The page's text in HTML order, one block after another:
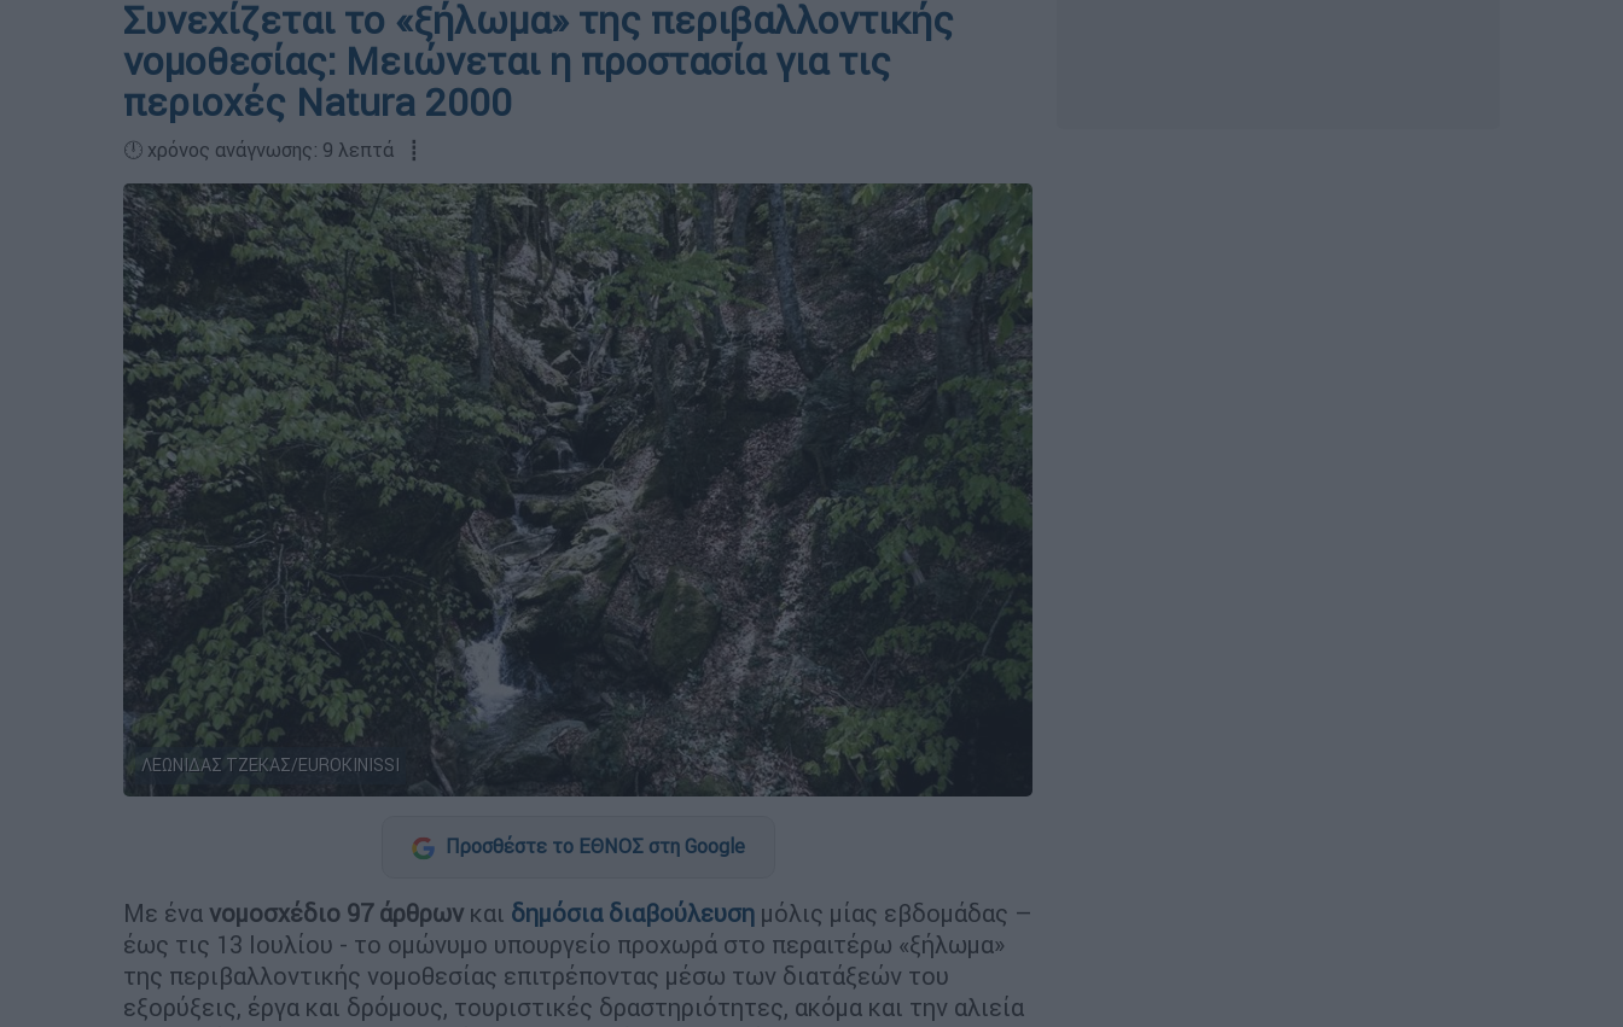
Συνεχίζεται το «ξήλωμα» της περιβαλλοντικής
νομοθεσίας: Μειώνεται η προστασία για τις
περιοχές Natura 2000
🕛 χρόνος ανάγνωσης: 9 λεπτά ┋
ΛΕΩΝΙΔΑΣ ΤΖΕΚΑΣ/EUROKINISSI
Προσθέστε το ΕΘΝΟΣ στη Google
Με ένα νομοσχέδιο 97 άρθρων και δημόσια διαβούλευση μόλις μίας εβδομάδας –
έως τις 13 Ιουλίου - το ομώνυμο υπουργείο προχωρά στο περαιτέρω «ξήλωμα»
της περιβαλλοντικής νομοθεσίας επιτρέποντας μέσω των διατάξεών του
εξορύξεις, έργα και δρόμους, τουριστικές δραστηριότητες, ακόμα και την αλιεία